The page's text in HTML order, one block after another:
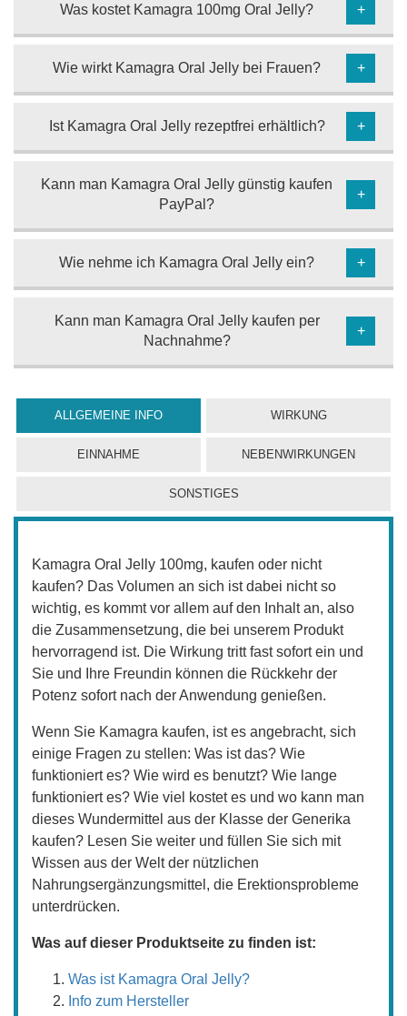
Was kostet Kamagra 100mg Oral Jelly? +
Wie wirkt Kamagra Oral Jelly bei Frauen? +
Ist Kamagra Oral Jelly rezeptfrei erhältlich? +
Kann man Kamagra Oral Jelly günstig kaufen
PayPal?
+
Wie nehme ich Kamagra Oral Jelly ein? +
Kann man Kamagra Oral Jelly kaufen per
Nachnahme?
+
ALLGEMEINE INFO WIRKUNG
EINNAHME NEBENWIRKUNGEN
SONSTIGES
Kamagra Oral Jelly 100mg, kaufen oder nicht
kaufen? Das Volumen an sich ist dabei nicht so
wichtig, es kommt vor allem auf den Inhalt an, also
die Zusammensetzung, die bei unserem Produkt
hervorragend ist. Die Wirkung tritt fast sofort ein und
Sie und Ihre Freundin können die Rückkehr der
Potenz sofort nach der Anwendung genießen.
Wenn Sie Kamagra kaufen, ist es angebracht, sich
einige Fragen zu stellen: Was ist das? Wie
funktioniert es? Wie wird es benutzt? Wie lange
funktioniert es? Wie viel kostet es und wo kann man
dieses Wundermittel aus der Klasse der Generika
kaufen? Lesen Sie weiter und füllen Sie sich mit
Wissen aus der Welt der nützlichen
Nahrungsergänzungsmittel, die Erektionsprobleme
unterdrücken.
Was auf dieser Produktseite zu finden ist:
Was ist Kamagra Oral Jelly?
Info zum Hersteller